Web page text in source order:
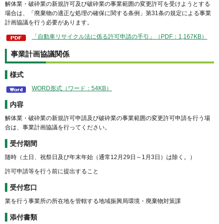
解体業・破砕業の新規許可及び破砕業の事業範囲の変更許可を受けようとする
場合は、「廃棄物の適正な処理の確保に関する条例」第31条の規定による事業
計画協議を行う必要があります。
「自動車リサイクル法に係る許可申請の手引」（PDF：1,167KB）
事業計画協議関係
様式
WORD形式（ワード：54KB）
内容
解体業・破砕業の新規許可申請及び破砕業の事業範囲の変更許可申請を行う場
合は、事業計画協議を行ってください。
受付期間
随時（土日、祝祭日及び年末年始（通常12月29日～1月3日）は除く。）
許可申請等を行う前に提出すること
受付窓口
業を行う事業所の所在地を管轄する地域振興局環境・廃棄物対策課
添付書類